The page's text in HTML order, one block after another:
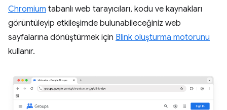
Chromium tabanlı web tarayıcıları, kodu ve kaynakları
görüntüleyip etkileşimde bulunabileceğiniz web
sayfalarına dönüştürmek için Blink oluşturma motorunu
kullanır.